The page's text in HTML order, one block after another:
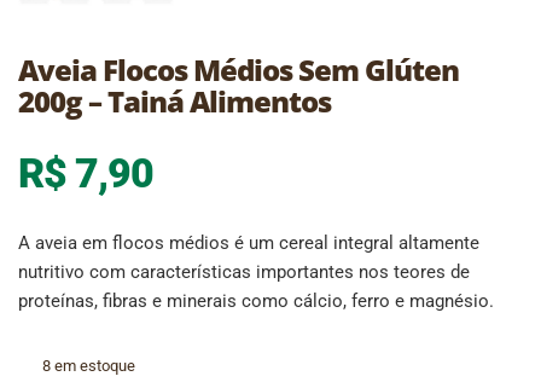
Aveia Flocos Médios Sem Glúten
200g – Tainá Alimentos
R$7,90
A aveia em flocos médios é um cereal integral altamente
nutritivo com características importantes nos teores de
proteínas, fibras e minerais como cálcio, ferro e magnésio.
8 em estoque